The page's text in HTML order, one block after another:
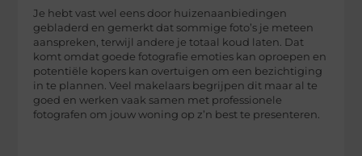
Je hebt vast wel eens door huizenaanbiedingen
gebladerd en gemerkt dat sommige foto’s je meteen
aanspreken, terwijl andere je totaal koud laten. Dat
komt omdat goede fotografie emoties kan oproepen en
potentiële kopers kan overtuigen om een bezichtiging
in te plannen. Veel makelaars begrijpen dit maar al te
goed en werken vaak samen met professionele
fotografen om jouw woning op z’n best te presenteren.